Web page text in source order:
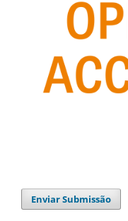
Enviar Submissão